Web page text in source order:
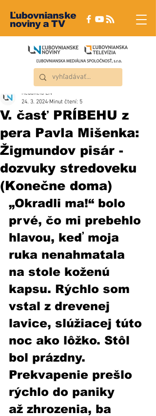
Ľubovnianske
noviny a TV
V. časť PRÍBEHU z
pera Pavla Mišenka:
Žigmundov pisár -
dozvuky stredoveku
(Konečne doma)
Redakcia ĽN
24. 3. 2024 Minut čtení: 5
„Okradli ma!“ bolo
prvé, čo mi prebehlo
hlavou, keď moja
ruka nenahmatala
na stole koženú
kapsu. Rýchlo som
vstal z drevenej
lavice, slúžiacej túto
noc ako lôžko. Stôl
bol prázdny.
Prekvapenie prešlo
rýchlo do paniky
až zhrozenia, ba